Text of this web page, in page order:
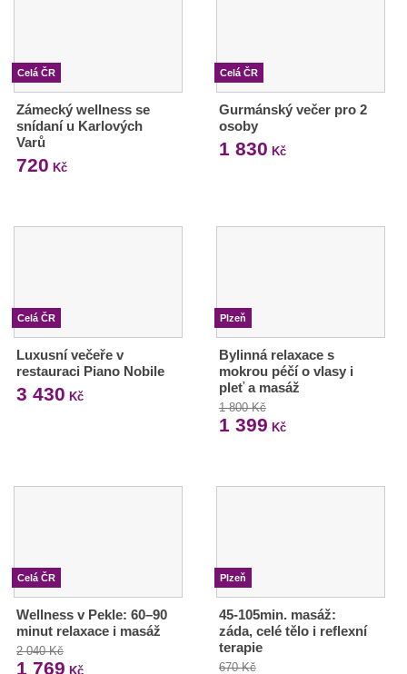
Celá ČR
Zámecký wellness se
snídaní u Karlových
Varů
720 Kč
Celá ČR
Gurmánský večer pro 2
osoby
1 830 Kč
Celá ČR
Luxusní večeře v
restauraci Piano Nobile
3 430 Kč
Plzeň
Bylinná relaxace s
mokrou péčí o vlasy i
pleť a masáž
1 800 Kč
1 399 Kč
Celá ČR
Wellness v Pekle: 60–90
minut relaxace i masáž
2 040 Kč
1 769 Kč
Plzeň
45-105min. masáž:
záda, celé tělo i reflexní
terapie
670 Kč